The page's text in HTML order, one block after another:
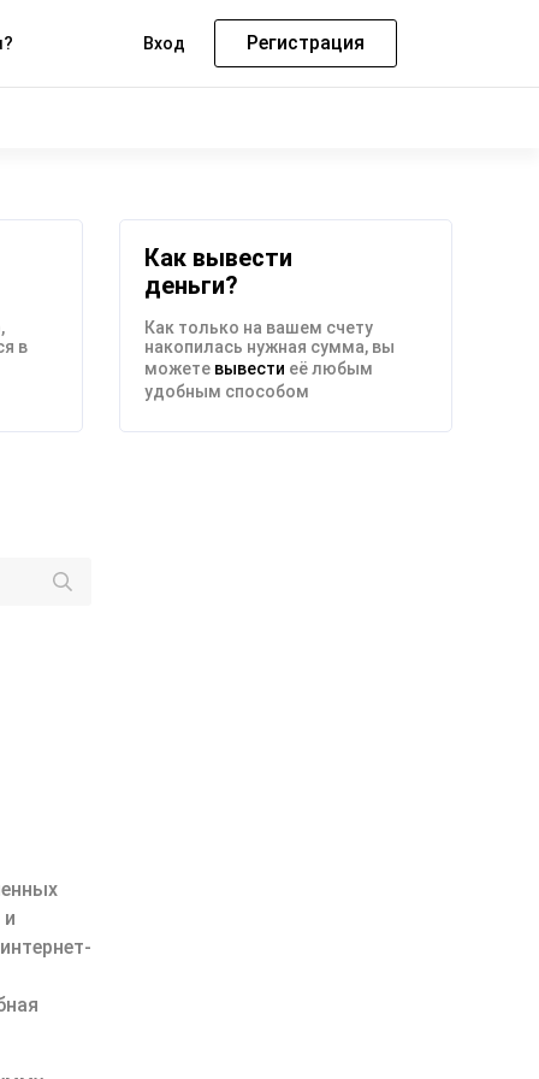
Вход Регистрация
в
Как вывести
деньги?
Как только на вашем счету
накопилась нужная сумма, вы
можете вывести её любым
удобным способом